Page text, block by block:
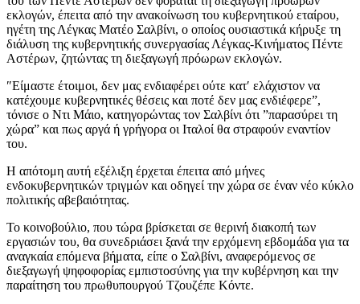
εκλογών, έπειτα από την ανακοίνωση του κυβερνητικού εταίρου,
ηγέτη της Λέγκας Ματέο Σαλβίνι, ο οποίος ουσιαστικά κήρυξε τη
διάλυση της κυβερνητικής συνεργασίας Λέγκας-Κινήματος Πέντε
Αστέρων, ζητώντας τη διεξαγωγή πρόωρων εκλογών.
″Είμαστε έτοιμοι, δεν μας ενδιαφέρει ούτε κατ′ ελάχιστον να
κατέχουμε κυβερνητικές θέσεις και ποτέ δεν μας ενδιέφερε”,
τόνισε ο Ντι Μάιο, κατηγορώντας τον Σαλβίνι ότι ”παρασύρει τη
χώρα” και πως αργά ή γρήγορα οι Ιταλοί θα στραφούν εναντίον
του.
Η απότομη αυτή εξέλιξη έρχεται έπειτα από μήνες
ενδοκυβερνητικών τριγμών και οδηγεί την χώρα σε έναν νέο κύκλο
πολιτικής αβεβαιότητας.
Το κοινοβούλιο, που τώρα βρίσκεται σε θερινή διακοπή των
εργασιών του, θα συνεδριάσει ξανά την ερχόμενη εβδομάδα για τα
αναγκαία επόμενα βήματα, είπε ο Σαλβίνι, αναφερόμενος σε
διεξαγωγή ψηφοφορίας εμπιστοσύνης για την κυβέρνηση και την
παραίτηση του πρωθυπουργού Τζουζέπε Κόντε.